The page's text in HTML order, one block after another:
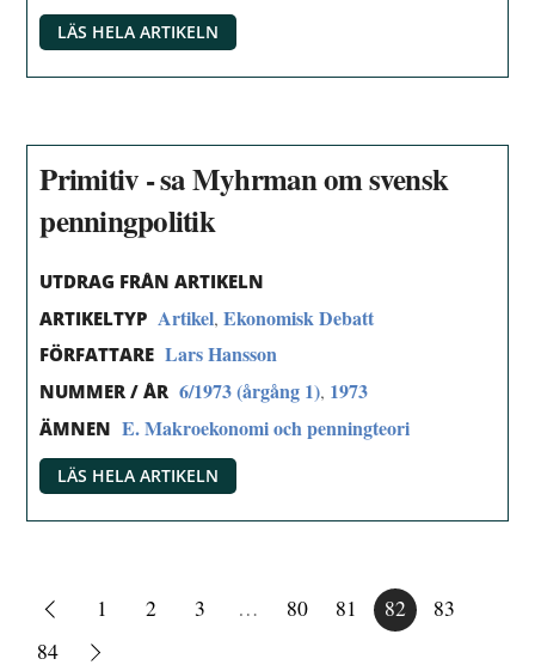
LÄS HELA ARTIKELN
Primitiv - sa Myhrman om svensk
penningpolitik
UTDRAG FRÅN ARTIKELN
ARTIKELTYP Artikel,Ekonomisk Debatt
FÖRFATTARE Lars Hansson
NUMMER / ÅR 6/1973 (årgång 1), 1973
ÄMNEN E. Makroekonomi och penningteori
LÄS HELA ARTIKELN
1 2 3 … 80 81 82
83
84